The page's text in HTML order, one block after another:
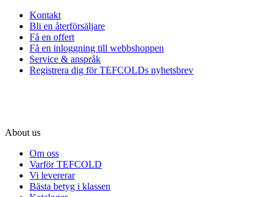
Kontakt
Bli en återförsäljare
Få en offert
Få en inloggning till webbshoppen
Service & anspråk
Registrera dig för TEFCOLDs nyhetsbrev
About us
Om oss
Varför TEFCOLD
Vi levererar
Bästa betyg i klassen